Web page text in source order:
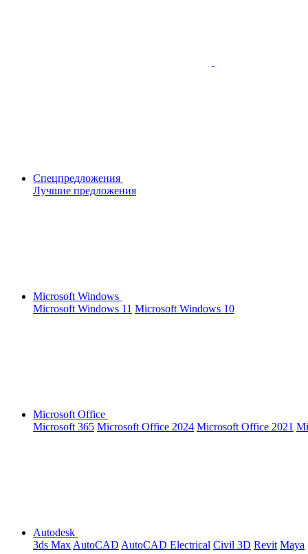
Спецпредложения
Лучшие предложения
Microsoft Windows
Microsoft Windows 11 Microsoft Windows 10
Microsoft Office
Microsoft 365 Microsoft Office 2024 Microsoft Office 2021
Autodesk
3ds Max AutoCAD AutoCAD Electrical Civil 3D Revit Maya